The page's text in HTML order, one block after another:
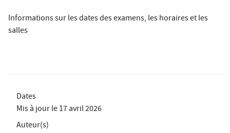
Informations sur les dates des examens, les horaires et les
salles
Dates
Mis à jour le17 avril 2026
Auteur(s)